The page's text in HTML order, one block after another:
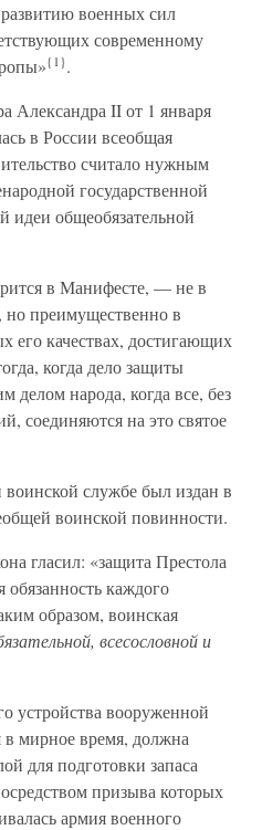
военных сил
современному
{1}.
Александра II от 1 января
в России всеобщая
считало нужным
государственной
идеи общеобязательной
в Манифесте, — не в
но преимущественно в
его качествах, достигающих
когда дело защиты
делом народа, когда все, без
соединяются на это святое
воинской службе был издан в
воинской повинности.
гласил: «защита Престола
обязанность каждого
образом, воинская
всесословной и
устройства вооруженной
мирное время, должна
для подготовки запаса
призыва которых
армия военного